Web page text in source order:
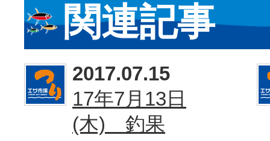
関連記事
2017.07.15
17年7月13日
(木) 釣果